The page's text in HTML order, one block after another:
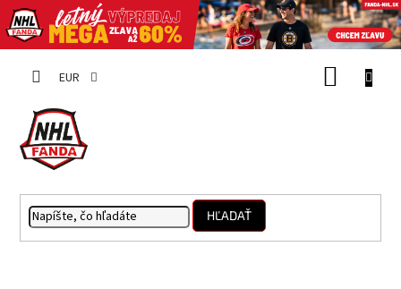
EUR
HĽADAŤ